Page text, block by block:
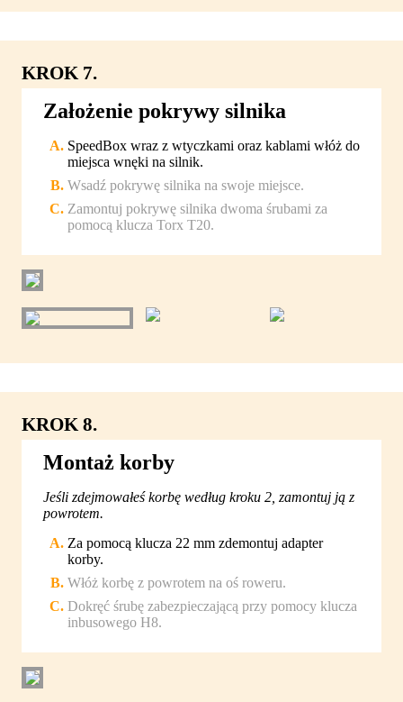
KROK 7.
Założenie pokrywy silnika
SpeedBox wraz z wtyczkami oraz kablami włóż do
miejsca wnęki na silnik.
Wsadź pokrywę silnika na swoje miejsce.
Zamontuj pokrywę silnika dwoma śrubami za
pomocą klucza Torx T20.
KROK 8.
Montaż korby
Jeśli zdejmowałeś korbę według kroku 2, zamontuj ją z
powrotem.
Za pomocą klucza 22 mm zdemontuj adapter
korby.
Włóż korbę z powrotem na oś roweru.
Dokręć śrubę zabezpieczającą przy pomocy klucza
inbusowego H8.